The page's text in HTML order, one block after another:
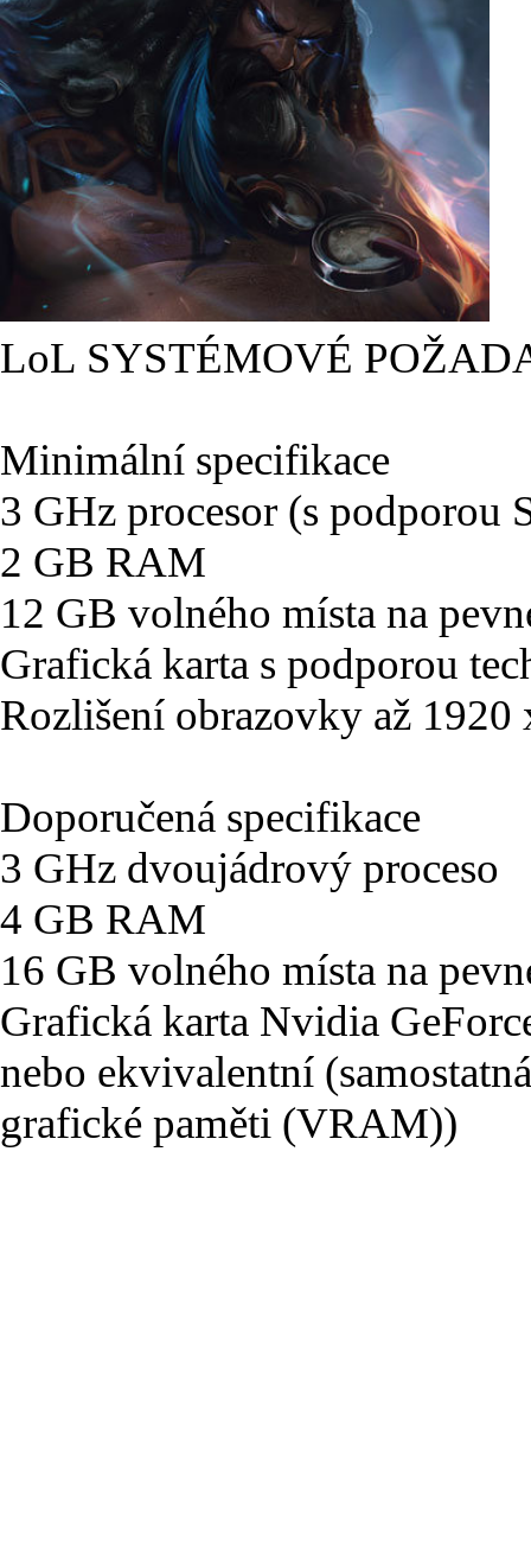
LoL SYSTÉMOVÉ
Minimální specifikace
3 GHz procesor (s podporou
2 GB RAM
12 GB volného místa na
Grafická karta s podporou
Rozlišení obrazovky až 1920
Doporučená specifikace
3 GHz dvoujádrový proceso
4 GB RAM
16 GB volného místa na
Grafická karta Nvidia
nebo ekvivalentní
grafické paměti (VRAM))